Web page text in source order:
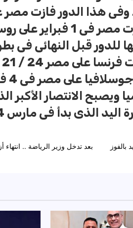
لتتأهل لدور الـ 16 .. وفى هذا الدور
للدور قبل النهائى فى
ويصبح الانتصار الأكبر
الذى بدأ فى مارس 1964
بعد تدخل وزير الرياضة .. انتهاء